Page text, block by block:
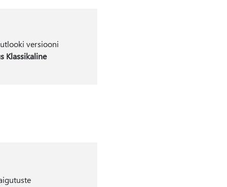
versiooni
Klassikaline